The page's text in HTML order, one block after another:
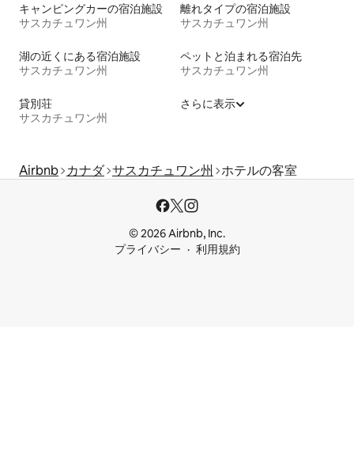
キャンピングカーの宿泊施設
サスカチュワン州
離れタイプの宿泊施設
サスカチュワン州
湖の近くにある宿泊施設
サスカチュワン州
ペットと泊まれる宿泊先
サスカチュワン州
貸別荘
サスカチュワン州
さらに表示
Airbnb カナダ サスカチュワン州 ホテルの客室
© 2026 Airbnb, Inc.
プライバシー
利用規約